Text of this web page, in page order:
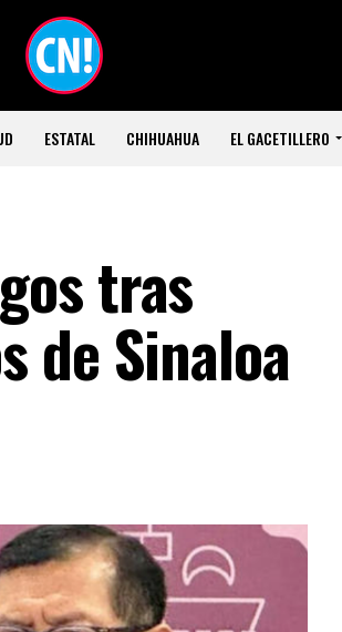
ESTATAL CHIHUAHUA EL GACETILLERO
tras
de Sinaloa